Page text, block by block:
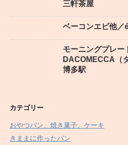
三軒茶屋
ベーコンエピ他／
モーニングプレー
DACOMECCA（
博多駅
カテゴリー
おやつパン、焼き菓子、ケーキ
きままに作ったパン